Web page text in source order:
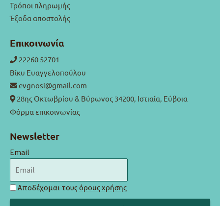
Τρόποι πληρωμής
Έξοδα αποστολής
Επικοινωνία
22260 52701
Βίκυ Ευαγγελοπούλου
evgnosi@gmail.com
28ης Οκτωβρίου & Βύρωνος 34200, Ιστιαία, Εύβοια
Φόρμα επικοινωνίας
Newsletter
Email
Αποδέχομαι τους όρους χρήσης